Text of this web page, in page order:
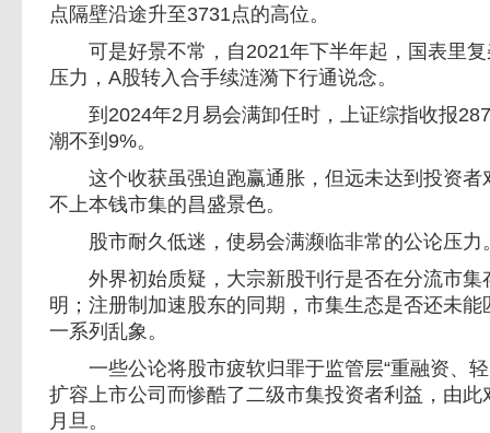
点隔壁沿途升至3731点的高位。
可是好景不常，自2021年下半年起，国表里复
压力，A股转入合手续涟漪下行通说念。
到2024年2月易会满卸任时，上证综指收报
潮不到9%。
这个收获虽强迫跑赢通胀，但远未达到投资者
不上本钱市集的昌盛景色。
股市耐久低迷，使易会满濒临非常的公论压力
外界初始质疑，大宗新股刊行是否在分流市集
明；注册制加速股东的同期，市集生态是否还未
一系列乱象。
一些公论将股市疲软归罪于监管层“重融资、轻
扩容上市公司而惨酷了二级市集投资者利益，由
月旦。